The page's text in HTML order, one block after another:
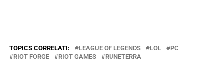
TOPICS CORRELATI: LEAGUE OF LEGENDS LOL
PC
RIOT FORGE
RIOT GAMES RUNETERRA